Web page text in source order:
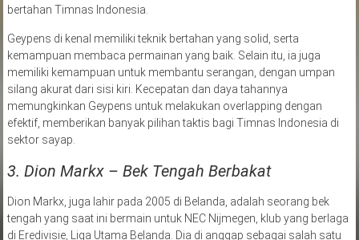
bertahan Timnas Indonesia.
Geypens di kenal memiliki teknik bertahan yang solid, serta
kemampuan membaca permainan yang baik. Selain itu, ia juga
memiliki kemampuan untuk membantu serangan, dengan umpan
silang akurat dari sisi kiri. Kecepatan dan daya tahannya
memungkinkan Geypens untuk melakukan overlapping dengan
efektif, memberikan banyak pilihan taktis bagi Timnas Indonesia di
sektor sayap.
3. Dion Markx – Bek Tengah Berbakat
Dion Markx, juga lahir pada 2005 di Belanda, adalah seorang bek
tengah yang saat ini bermain untuk NEC Nijmegen, klub yang berlaga
di Eredivisie, Liga Utama Belanda. Dia di anggap sebagai salah satu